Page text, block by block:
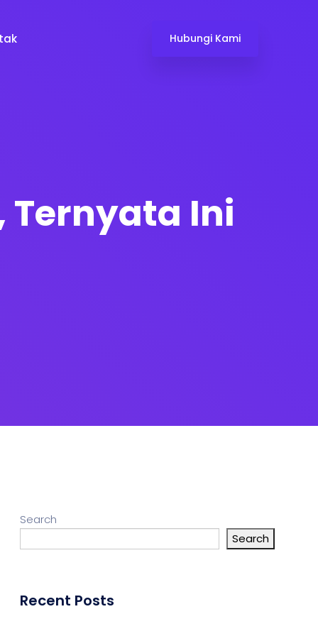
Hubungi Kami
Ternyata Ini
Search
Search
Recent Posts